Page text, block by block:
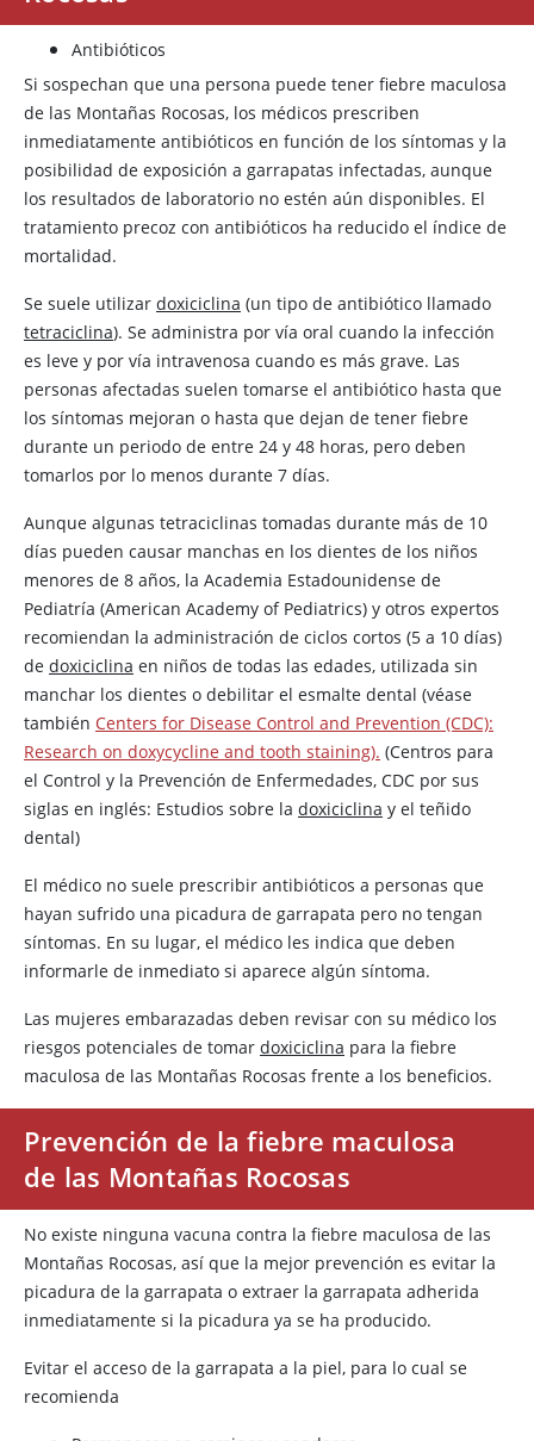
Antibióticos
Si sospechan que una persona puede tener fiebre maculosa
de las Montañas Rocosas, los médicos prescriben
inmediatamente antibióticos en función de los síntomas y la
posibilidad de exposición a garrapatas infectadas, aunque
los resultados de laboratorio no estén aún disponibles. El
tratamiento precoz con antibióticos ha reducido el índice de
mortalidad.
Se suele utilizar doxiciclina (un tipo de antibiótico llamado
tetraciclina). Se administra por vía oral cuando la infección
es leve y por vía intravenosa cuando es más grave. Las
personas afectadas suelen tomarse el antibiótico hasta que
los síntomas mejoran o hasta que dejan de tener fiebre
durante un periodo de entre 24 y 48 horas, pero deben
tomarlos por lo menos durante 7 días.
Aunque algunas tetraciclinas tomadas durante más de 10
días pueden causar manchas en los dientes de los niños
menores de 8 años, la Academia Estadounidense de
Pediatría (American Academy of Pediatrics) y otros expertos
recomiendan la administración de ciclos cortos (5 a 10 días)
de doxiciclina en niños de todas las edades, utilizada sin
manchar los dientes o debilitar el esmalte dental (véase
también Centers for Disease Control and Prevention (CDC):
Research on doxycycline and tooth staining). (Centros para
el Control y la Prevención de Enfermedades, CDC por sus
siglas en inglés: Estudios sobre la doxiciclina y el teñido
dental)
El médico no suele prescribir antibióticos a personas que
hayan sufrido una picadura de garrapata pero no tengan
síntomas. En su lugar, el médico les indica que deben
informarle de inmediato si aparece algún síntoma.
Las mujeres embarazadas deben revisar con su médico los
riesgos potenciales de tomar doxiciclina para la fiebre
maculosa de las Montañas Rocosas frente a los beneficios.
Prevención de la fiebre maculosa
de las Montañas Rocosas
No existe ninguna vacuna contra la fiebre maculosa de las
Montañas Rocosas, así que la mejor prevención es evitar la
picadura de la garrapata o extraer la garrapata adherida
inmediatamente si la picadura ya se ha producido.
Evitar el acceso de la garrapata a la piel, para lo cual se
recomienda